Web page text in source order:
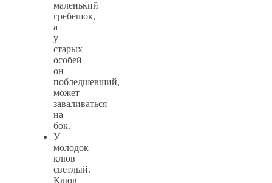
маленький
гребешок,
а
у
старых
особей
он
побледшевший,
может
заваливаться
на
бок.
У
молодок
клюв
светлый.
Клюв